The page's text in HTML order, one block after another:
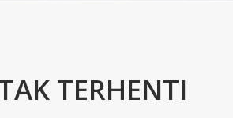
TERHENTI